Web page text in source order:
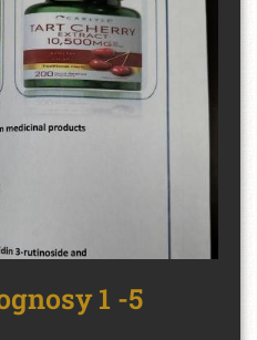
5- Pharmacognosy 1